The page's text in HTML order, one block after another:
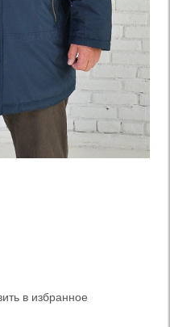
в избранное